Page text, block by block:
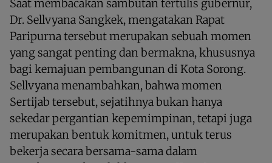
Saat membacakan sambutan tertulis gubernur,
Dr. Sellvyana Sangkek, mengatakan Rapat
Paripurna tersebut merupakan sebuah momen
yang sangat penting dan bermakna, khususnya
bagi kemajuan pembangunan di Kota Sorong.
Sellvyana menambahkan, bahwa momen
Sertijab tersebut, sejatihnya bukan hanya
sekedar pergantian kepemimpinan, tetapi juga
merupakan bentuk komitmen, untuk terus
bekerja secara bersama-sama dalam